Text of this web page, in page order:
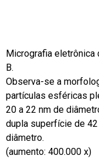
Micrografia eletrônica
B.
Observa-se a
partículas esféricas
20 a 22 nm de
dupla superfície de
diâmetro.
(aumento: 400.000 x)